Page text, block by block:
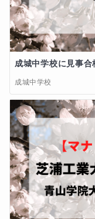
成城中学校に見事合
成城中学校